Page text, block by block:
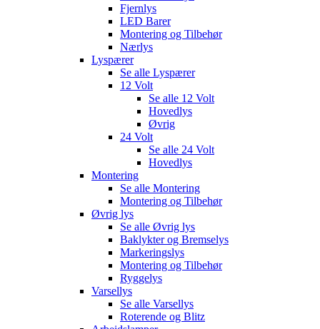
Fjernlys
LED Barer
Montering og Tilbehør
Nærlys
Lyspærer
Se alle Lyspærer
12 Volt
Se alle 12 Volt
Hovedlys
Øvrig
24 Volt
Se alle 24 Volt
Hovedlys
Montering
Se alle Montering
Montering og Tilbehør
Øvrig lys
Se alle Øvrig lys
Baklykter og Bremselys
Markeringslys
Montering og Tilbehør
Ryggelys
Varsellys
Se alle Varsellys
Roterende og Blitz